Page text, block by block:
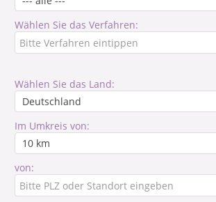
Wählen Sie das Verfahren:
Wählen Sie das Land:
Im Umkreis von:
von: